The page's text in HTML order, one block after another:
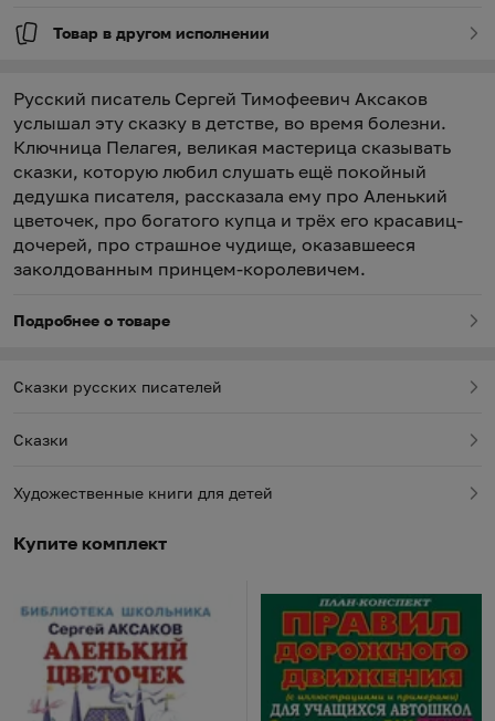
Товар в другом исполнении
Русский писатель Сергей Тимофеевич Аксаков
услышал эту сказку в детстве, во время болезни.
Ключница Пелагея, великая мастерица сказывать
сказки, которую любил слушать ещё покойный
дедушка писателя, рассказала ему про Аленький
цветочек, про богатого купца и трёх его красавиц-
дочерей, про страшное чудище, оказавшееся
заколдованным принцем-королевичем.
Подробнее о товаре
Сказки русских писателей
Сказки
Художественные книги для детей
Купите комплект